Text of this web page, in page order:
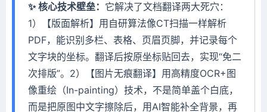
✨ 核心技术壁垒： 它解决了文档翻译两大死穴：
1）【版面解析】用自研算法像CT扫描一样解析
PDF，能识别多栏、表格、页眉页脚，并记录每个
文字块的坐标。翻译后按原坐标贴回去，实现“免二
次排版”。2）【图片无痕翻译】用高精度OCR+图
像重绘（In-painting）技术，不是简单盖个白底，
而是把原图中文字擦除后，用AI智能补全背景，再